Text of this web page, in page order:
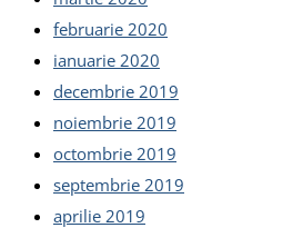
februarie 2020
ianuarie 2020
decembrie 2019
noiembrie 2019
octombrie 2019
septembrie 2019
aprilie 2019